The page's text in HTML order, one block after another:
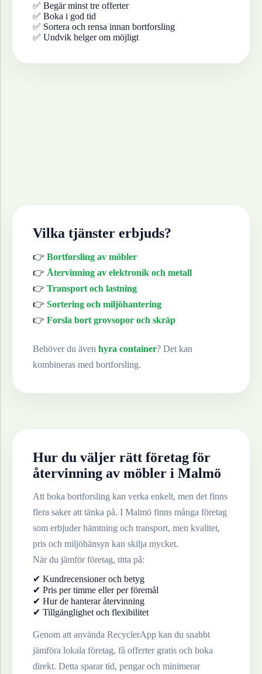
✅ Begär minst tre offerter
✅ Boka i god tid
✅ Sortera och rensa innan bortforsling
✅ Undvik helger om möjligt
Vilka tjänster erbjuds?
👉 Bortforsling av möbler
👉 Återvinning av elektronik och metall
👉 Transport och lastning
👉 Sortering och miljöhantering
👉 Forsla bort grovsopor och skräp
Behöver du även hyra container? Det kan
kombineras med bortforsling.
Hur du väljer rätt företag för
återvinning av möbler i Malmö
Att boka bortforsling kan verka enkelt, men det finns
flera saker att tänka på. I Malmö finns många företag
som erbjuder hämtning och transport, men kvalitet,
pris och miljöhänsyn kan skilja mycket.
När du jämför företag, titta på:
✔ Kundrecensioner och betyg
✔ Pris per timme eller per föremål
✔ Hur de hanterar återvinning
✔ Tillgänglighet och flexibilitet
Genom att använda RecyclerApp kan du snabbt
jämföra lokala företag, få offerter gratis och boka
direkt. Detta sparar tid, pengar och minimerar